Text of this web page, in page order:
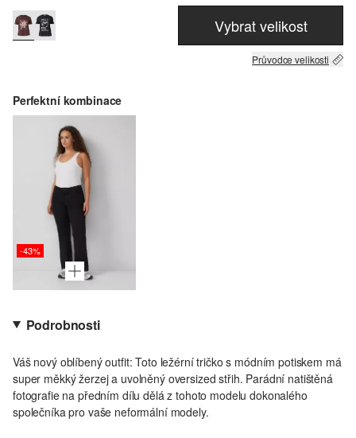
Vybrat velikost
Průvodce velikosti
Perfektní kombinace
-43%
Podrobnosti
Váš nový oblíbený outfit: Toto ležérní tričko s módním potiskem má
super měkký žerzej a uvolněný oversized střih. Parádní natištěná
fotografie na předním dílu dělá z tohoto modelu dokonalého
společníka pro vaše neformální modely.